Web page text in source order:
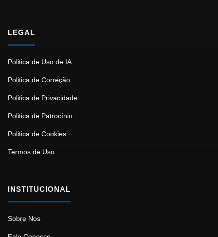
LEGAL
Politica de Uso de IA
Politica de Correção
Politica de Privacidade
Politica de Patrocínio
Politica de Cookies
Termos de Uso
INSTITUCIONAL
Sobre Nos